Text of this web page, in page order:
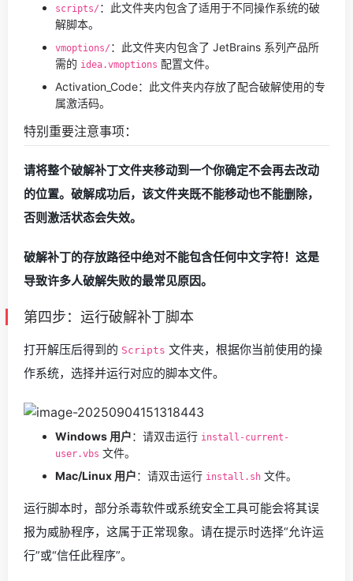
scripts/ ：此文件夹内包含了适用于不同操作系统的破
解脚本。
vmoptions/ ：此文件夹内包含了 JetBrains 系列产品所
需的 idea.vmoptions 配置文件。
Activation_Code：此文件夹内存放了配合破解使用的专
属激活码。
特别重要注意事项：
请将整个破解补丁文件夹移动到一个你确定不会再去改动
的位置。破解成功后，该文件夹既不能移动也不能删除，
否则激活状态会失效。
破解补丁的存放路径中绝对不能包含任何中文字符！这是
导致许多人破解失败的最常见原因。
第四步：运行破解补丁脚本
打开解压后得到的 Scripts 文件夹，根据你当前使用的操
作系统，选择并运行对应的脚本文件。
Windows 用户：请双击运行 install-current-
user.vbs 文件。
Mac/Linux 用户：请双击运行 install.sh 文件。
运行脚本时，部分杀毒软件或系统安全工具可能会将其误
报为威胁程序，这属于正常现象。请在提示时选择“允许运
行”或“信任此程序”。